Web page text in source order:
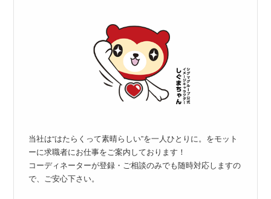
当社は“はたらくって素晴らしい”を一人ひとりに。をモット
ーに求職者にお仕事をご案内しております！
コーディネーターが登録・ご相談のみでも随時対応しますの
で、ご安心下さい。